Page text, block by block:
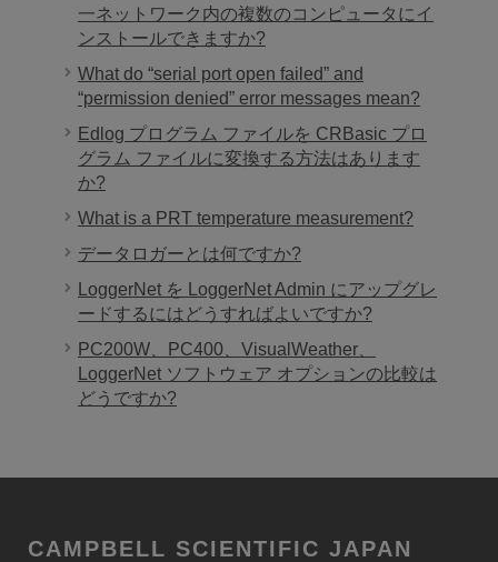
一ネットワーク内の複数のコンピュータにイ
ンストールできますか?
What do “serial port open failed” and
“permission denied” error messages mean?
Edlog プログラム ファイルを CRBasic プロ
グラム ファイルに変換する方法はあります
か?
What is a PRT temperature measurement?
データロガーとは何ですか?
LoggerNet を LoggerNet Admin にアップグレ
ードするにはどうすればよいですか?
PC200W、PC400、VisualWeather、
LoggerNet ソフトウェア オプションの比較は
どうですか?
CAMPBELL SCIENTIFIC JAPAN